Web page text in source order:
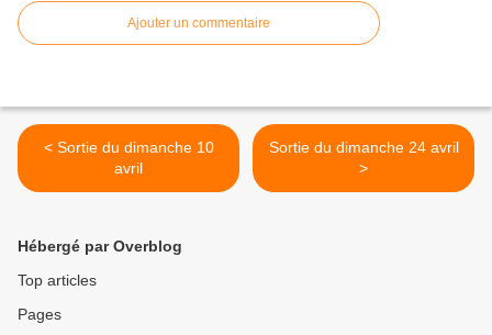
Ajouter un commentaire
< Sortie du dimanche 10
avril
Sortie du dimanche 24 avril
>
Hébergé par Overblog
Top articles
Pages